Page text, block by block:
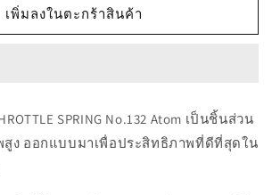
สำหรับ
เพิ่มลงในตะกร้าสินค้า
SPRING No.132 Atom เป็นชิ้นส่วน
ออกแบบมาเพื่อประสิทธิภาพที่ดีที่สุดใน